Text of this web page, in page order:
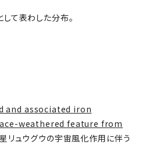
て表わした分布。
and associated iron
weathered feature from
リュウグウの宇宙風化作用に伴う